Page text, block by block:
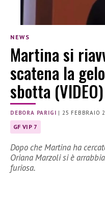
NEWS
Martina si
scatena la
sbotta (VIDEO)
DEBORA PARIGI | 25 FEBBRAIO
GF VIP 7
Dopo che Martina ha
Oriana Marzoli si è
furiosa.